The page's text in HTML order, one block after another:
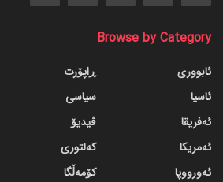
Browse by Category
ئابووری
ئاسیا
ئەفریقا
ئەمریکا
ئەورووپا
ڕاپۆرت
سیاسی
ڤیدیۆ
کەلتوری
کۆمەڵگا